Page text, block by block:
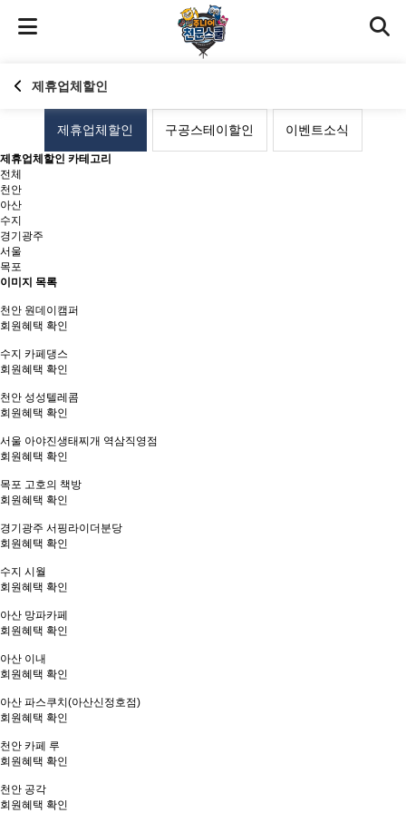
제휴업체할인
제휴업체할인 구공스테이할인 이벤트소식
제휴업체할인 카테고리
전체
천안
아산
수지
경기광주
서울
목포
이미지 목록
천안 원데이캠퍼
회원혜택 확인
수지 카페댕스
회원혜택 확인
천안 성성텔레콤
회원혜택 확인
서울 아야진생태찌개 역삼직영점
회원혜택 확인
목포 고호의 책방
회원혜택 확인
경기광주 서핑라이더분당
회원혜택 확인
수지 시월
회원혜택 확인
아산 망파카페
회원혜택 확인
아산 이내
회원혜택 확인
아산 파스쿠치(아산신정호점)
회원혜택 확인
천안 카페 루
회원혜택 확인
천안 공각
회원혜택 확인